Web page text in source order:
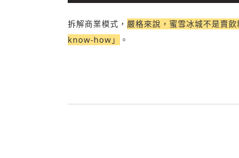
拆解商業模式， 嚴格來說，蜜雪冰城不是賣
know-how」
。